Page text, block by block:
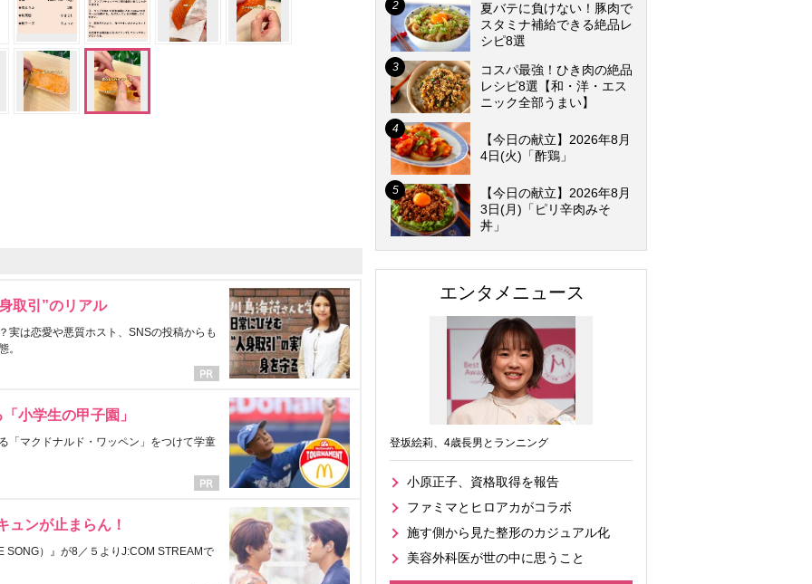
取引”のリアル
実は恋愛や悪質ホスト、SNSの投稿からも
。
小学生の甲子園」
「マクドナルド・ワッペン」をつけて学童
ュンが止まらん！
SONG）』が8／５よりJ:COM STREAMで
夏バテに負けない！豚肉で
スタミナ補給できる絶品レ
シピ8選
コスパ最強！ひき肉の絶品
レシピ8選【和・洋・エス
ニック全部うまい】
【今日の献立】2026年8月
4日(火)「酢鶏」
【今日の献立】2026年8月
3日(月)「ピリ辛肉みそ
丼」
エンタメニュース
登坂絵莉、4歳長男とランニング
小原正子、資格取得を報告
ファミマとヒロアカがコラボ
施す側から見た整形のカジュアル化
美容外科医が世の中に思うこと